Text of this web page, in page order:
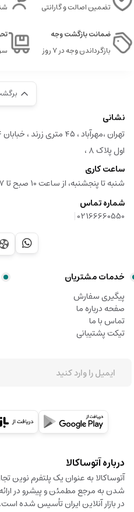
تضمین اصالت و گارانتی
ضمانت بازگشت وجه
بازگرداندن وجه در ۷ روز
نشانی
اول پلاک ۸ ،
ساعت کاری
شنبه تا پنجشنبه، از ساعت 10 صبح تا 17 پاسخگوی صدای گرم شما هستیم
شماره تماس
02166660550
|
خدمات مشتریان
پیگیری سفارش
صفحه درباره ما
تماس با ما
تیکت پشتیبانی
درباره آتوساکالا
آتوساکالا به عنوان یک پلتفرم نوین
شدن به مرجع مطمئن و پیشرو در
در بازار آنلاین ایران تأسیس شده